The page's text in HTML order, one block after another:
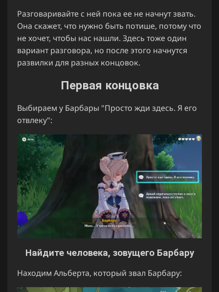
Разговаривайте с ней пока ее не начнут звать.
Она скажет, что нужно быть потише, потому что
не хочет, чтобы нас нашли. Здесь тоже один
вариант разговора, но после этого начнутся
развилки для разных концовок.
Первая концовка
Выбираем у Барбары "Просто жди здесь. Я его
отвлеку":
Найдите человека, зовущего Барбару
Находим Альберта, который звал Барбару: